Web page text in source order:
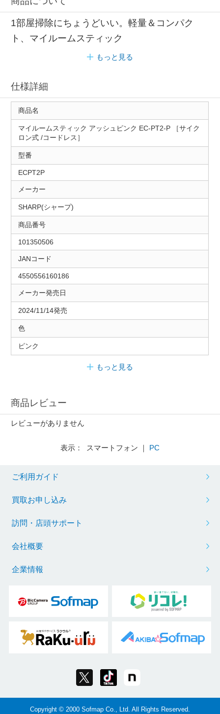
1部屋掃除にちょうどいい。軽量＆コンパク
ト、マイルームスティック
もっと見る
仕様詳細
商品名
マイルームスティック アッシュピンク EC-PT2-P ［サイク
ロン式 /コードレス］
型番
ECPT2P
メーカー
SHARP(シャープ)
商品番号
101350506
JANコード
4550556160186
メーカー発売日
2024/11/14発売
色
ピンク
もっと見る
商品レビュー
レビューがありません
表示： スマートフォン ｜ PC
ご利用ガイド
買取お申し込み
訪問・店頭サポート
会社概要
企業情報
Copyright © 2000 Sofmap Co., Ltd. All Rights Reserved.